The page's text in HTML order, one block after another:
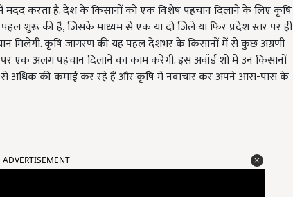
करता है. देश के किसानों को एक विशेष पहचान दिलाने के लिए कृषि
पहल शुरू की है, जिसके माध्यम से एक या दो जिले या फिर प्रदेश स्तर पर ही
मिलेगी. कृषि जागरण की यह पहल देशभर के किसानों में से कुछ अग्रणी
पर एक अलग पहचान दिलाने का काम करेगी. इस अवॉर्ड शो में उन किसानों
से अधिक की कमाई कर रहे हैं और कृषि में नवाचार कर अपने आस-पास के